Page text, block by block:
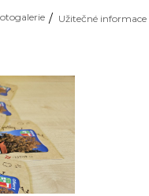
Užitečné informace